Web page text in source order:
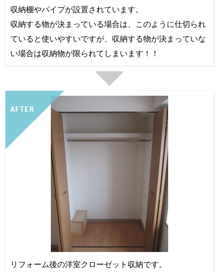
収納棚やパイプが設置されています。
収納する物が決まっている場合は、このように仕切られ
ていると使いやすいですが、収納する物が決まっていな
い場合は収納物が限られてしまいます！！
AFTER
リフォーム後の洋室クローゼット収納です。